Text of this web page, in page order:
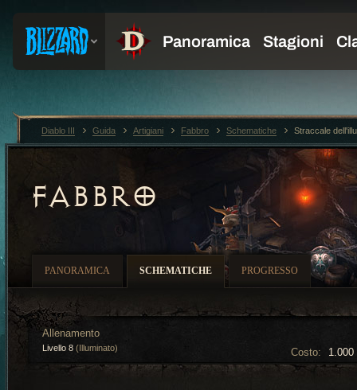
FABBRO
PANORAMICA SCHEMATICHE PROGRESSO
Costo: 1.000
Allenamento
Livello 8 (Illuminato)
Diablo III Guida Artigiani Fabbro Schematiche Straccale